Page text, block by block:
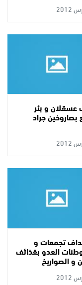
و بئر
بصاروخين جراد
تجمعات و
العدو بقذائف
و الصواريخ